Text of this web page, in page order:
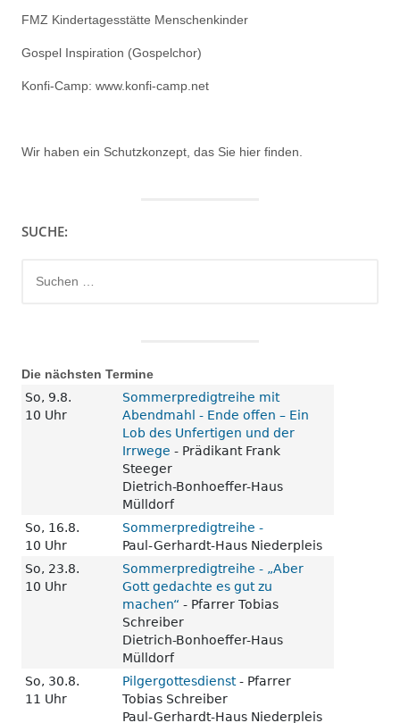
FMZ Kindertagesstätte Menschenkinder
Gospel Inspiration (Gospelchor)
Konfi-Camp: www.konfi-camp.net
Wir haben ein Schutzkonzept, das Sie hier finden.
SUCHE:
nach:
Die nächsten Termine